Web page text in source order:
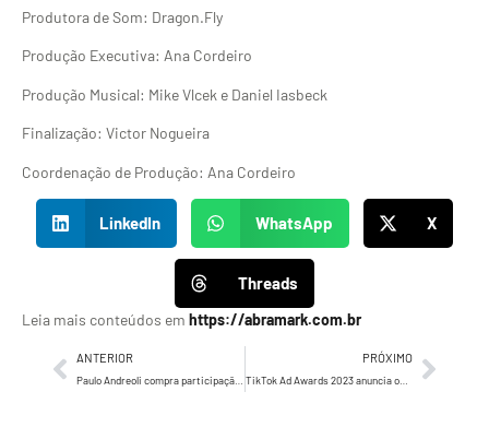
Produtora de Som: Dragon.Fly
Produção Executiva: Ana Cordeiro
Produção Musical: Mike Vlcek e Daniel Iasbeck
Finalização: Victor Nogueira
Coordenação de Produção: Ana Cordeiro
LinkedIn WhatsApp X
Threads
Leia mais conteúdos em https://abramark.com.br
ANTERIOR
Paulo Andreoli compra participação da Publicis e retoma controle da agência MSL Andreoli
PRÓXIMO
TikTok Ad Awards 2023 anuncia os vencedores com destaque para o Duolingo Brasil